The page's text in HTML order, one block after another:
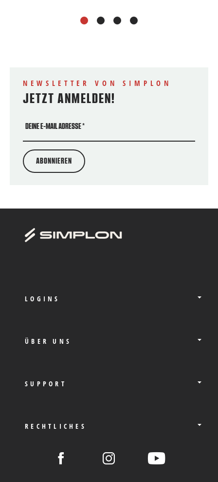
1 2 3 4
NEWSLETTER VON SIMPLON
JETZT ANMELDEN!
DEINE E-MAIL ADRESSE*
ABONNIEREN
LOGINS
ÜBER UNS
SUPPORT
RECHTLICHES